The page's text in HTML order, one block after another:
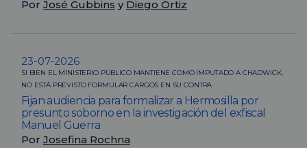
Por José Gubbins y Diego Ortiz
23-07-2026
SI BIEN EL MINISTERIO PÚBLICO MANTIENE COMO IMPUTADO A CHADWICK,
NO ESTÁ PREVISTO FORMULAR CARGOS EN SU CONTRA
Fijan audiencia para formalizar a Hermosilla por
presunto soborno en la investigación del exfiscal
Manuel Guerra
Por Josefina Rochna